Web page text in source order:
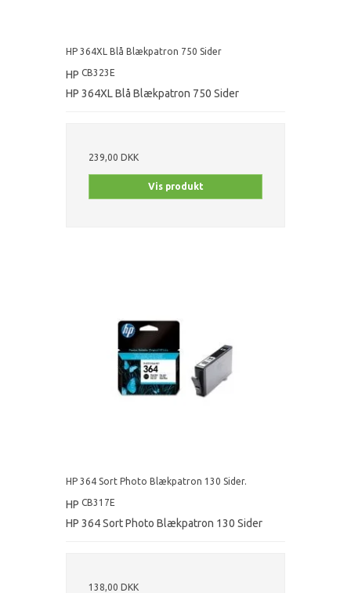
HP 364XL Blå Blækpatron 750 Sider
HP CB323E
HP 364XL Blå Blækpatron 750 Sider
239,00 DKK
Vis produkt
HP 364 Sort Photo Blækpatron 130 Sider.
HP CB317E
HP 364 Sort Photo Blækpatron 130 Sider
138,00 DKK